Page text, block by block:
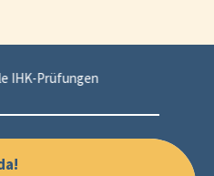
Erfolgsgarantie